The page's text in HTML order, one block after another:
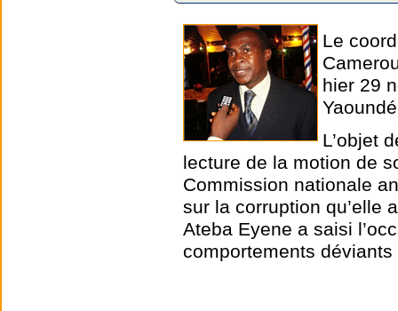
Le
hier 29
L’objet
lecture de la motion de
Commission nationale
sur la corruption qu’elle
Ateba Eyene a saisi
comportements